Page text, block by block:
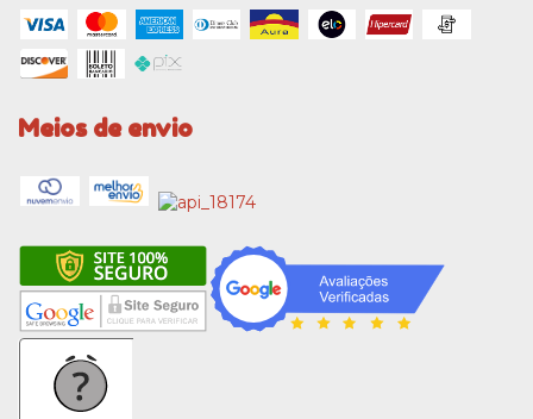
Meios de envio